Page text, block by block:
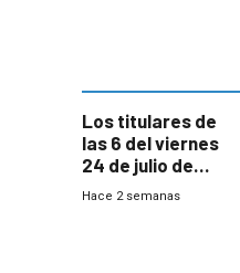
Los titulares de
las 6 del viernes
24 de julio de
2026
Hace 2 semanas